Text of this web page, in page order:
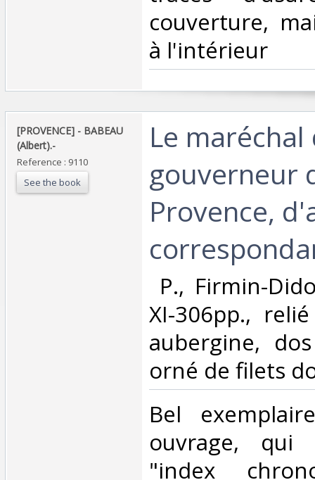
couverture,
à l'intérieur‎
‎[PROVENCE] - BABEAU
(Albert).-‎
Reference : 9110
See the book
‎Le maréchal
gouverneur
Provence,
P., Firmin-
XI-306pp.,
aubergine,
orné de filets
‎Bel
ouvrage, qui
"index